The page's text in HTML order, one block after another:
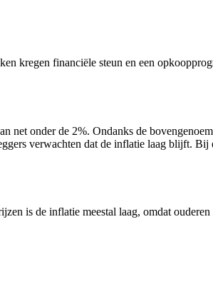
kregen financiële steun en een
net onder de 2%. Ondanks de
verwachten dat de inflatie laag blijft. Bij
is de inflatie meestal laag, omdat